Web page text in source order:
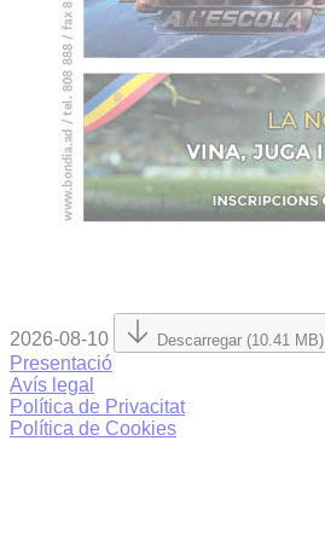
2026-08-10 Descarregar (10.41 MB)
Presentació
Avís legal
Política de Privacitat
Política de Cookies